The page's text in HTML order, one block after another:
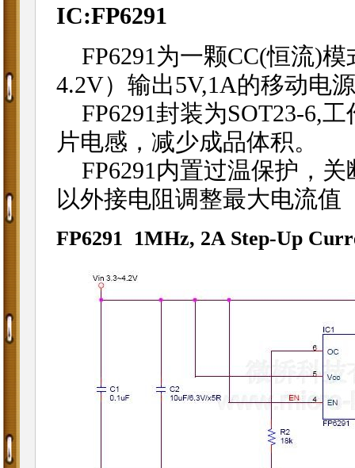
IC:FP6291
FP6291为一颗CC(恒流)
4.2V）输出5V,1A的移动电
FP6291封装为SOT23-6,
片电感，减少成品体积。
FP6291内置过温保护，
以外接电阻调整最大电流值
FP6291 1MHz, 2A Step-Up